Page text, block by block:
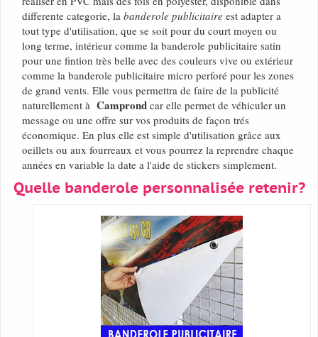
differente categorie, la banderole publicitaire est adapter a
tout type d'utilisation, que se soit pour du court moyen ou
long terme, intérieur comme la banderole publicitaire satin
pour une fintion très belle avec des couleurs vive ou extérieur
comme la banderole publicitaire micro perforé pour les zones
de grand vents. Elle vous permettra de faire de la publicité
naturellement à Camprond car elle permet de véhiculer un
message ou une offre sur vos produits de façon trés
économique. En plus elle est simple d'utilisation grâce aux
oeillets ou aux fourreaux et vous pourrez la reprendre chaque
années en variable la date a l'aide de stickers simplement.
Quelle banderole personnalisée retenir?